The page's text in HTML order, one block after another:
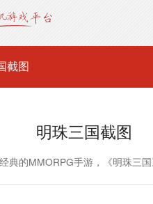
截图
明珠三国截图
典的MMORPG手游，《明珠三